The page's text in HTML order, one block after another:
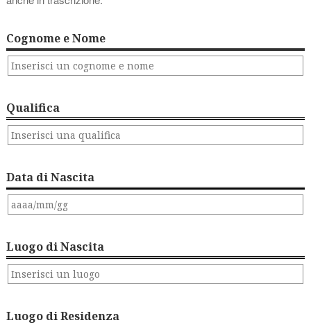
Cognome e Nome
Qualifica
Data di Nascita
Luogo di Nascita
Luogo di Residenza